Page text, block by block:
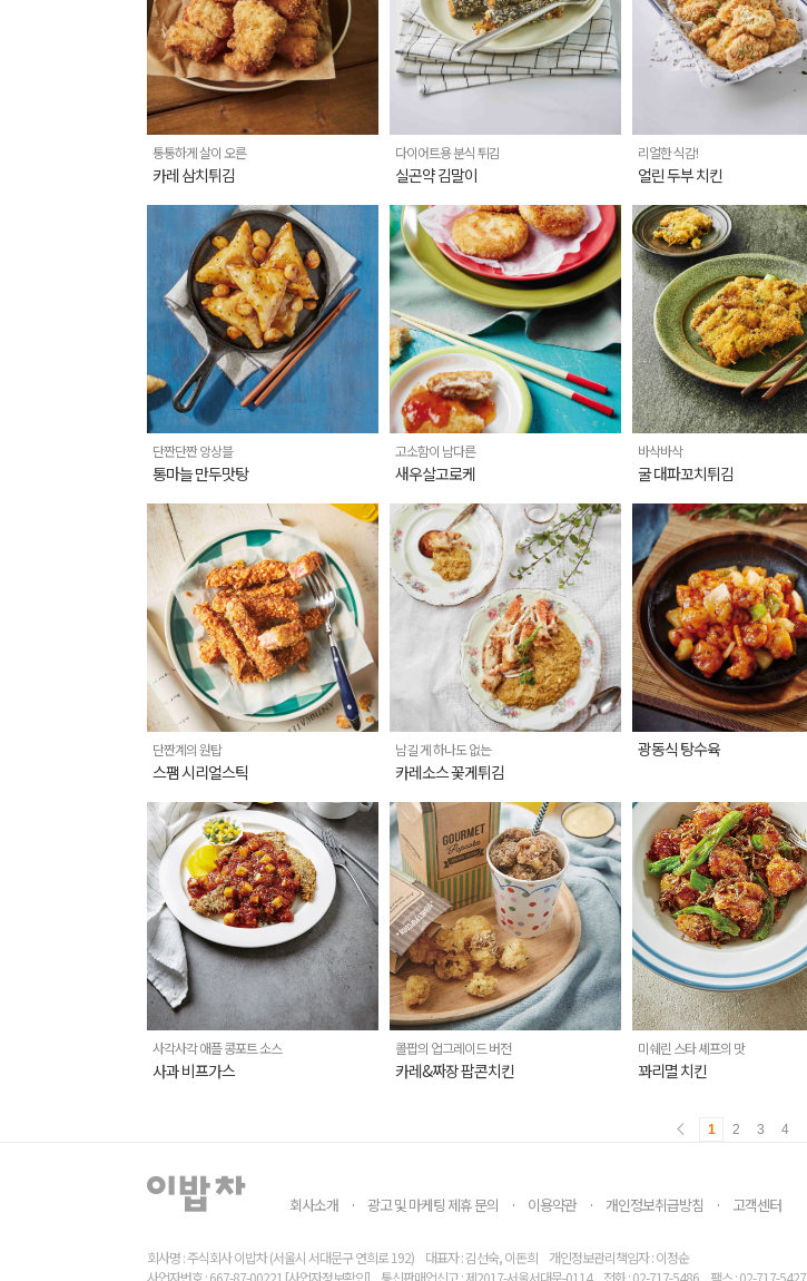
통통하게 살이 오른
카레 삼치튀김
다이어트용 분식 튀김
실곤약 김말이
리얼한 식감!
얼린 두부 치킨
단짠단짠 앙상블
통마늘 만두맛탕
고소함이 남다른
새우살고로케
바삭바삭
굴 대파꼬치튀김
단짠계의 원탑
스팸 시리얼스틱
남길 게 하나도 없는
카레소스 꽃게튀김
광동식 탕수육
사각사각 애플 콩포트 소스
사과 비프가스
콜팝의 업그레이드 버전
카레&짜장 팝콘치킨
미쉐린 스타 셰프의 맛
꽈리멸 치킨
1 2 3 4
회사소개 · 광고 및 마케팅 제휴 문의 · 이용약관 · 개인정보취급방침 · 고객센터
회사명 : 주식회사 이밥차 (서울시 서대문구 연희로 192) 대표자 : 김선숙, 이돈희
개인정보관리책임자 : 이정순
사업자번호 : 667-87-00221 [사업자정보확인] 통신판매업신고 : 제2017-서울서대문-0114 전화 : 02-717-5486 팩스 : 02-717-5427